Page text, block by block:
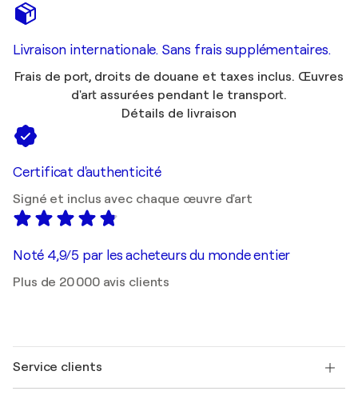
Livraison internationale. Sans frais supplémentaires.
Frais de port, droits de douane et taxes inclus. Œuvres
d'art assurées pendant le transport.
Détails de livraison
Certificat d'authenticité
Signé et inclus avec chaque œuvre d'art
Noté 4,9/5 par les acheteurs du monde entier
Plus de 20 000 avis clients
Service clients